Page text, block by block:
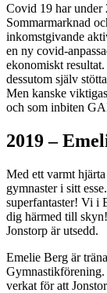
Covid 19 har under
Sommarmarknad
inkomstgivande
en ny covid-
ekonomiskt
dessutom själv
Men kanske
och som inbiten
2019–
Med ett varmt
gymnaster i sitt
superfantaster! Vi i
dig härmed till
Jonstorp är utsedd.
Emelie Berg är
Gymnastikförening.
verkat för att